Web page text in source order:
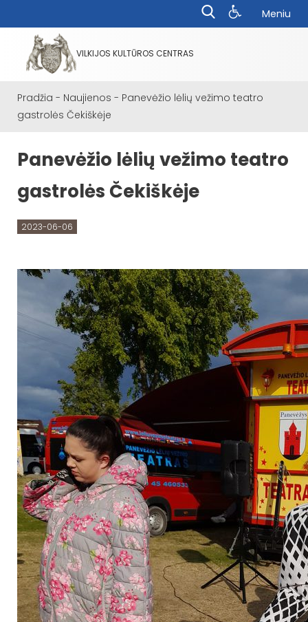
Meniu
VILKIJOS KULTŪROS CENTRAS
Pradžia - Naujienos - Panevėžio lėlių vežimo teatro
gastrolės Čekiškėje
Panevėžio lėlių vežimo teatro
gastrolės Čekiškėje
2023-06-06